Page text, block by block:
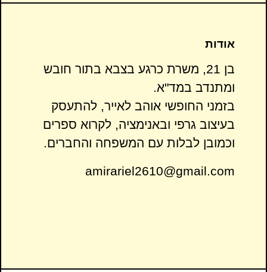
אודות
בן 21, משרת כרגע בצבא בתור חובש
ומתנדב במד"א.
בזמני החופשי אוהב לאייר, להתעסק
בעיצוב גרפי ובאנימציה, לקרוא ספרים
וכמובן לבלות עם המשפחה והחברים.
amirariel2610@gmail.com